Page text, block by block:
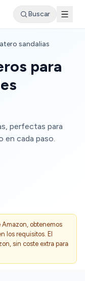
Buscar
sandalias
para
perfectas para
en cada paso.
obtenemos
los requisitos. El
sin coste extra para